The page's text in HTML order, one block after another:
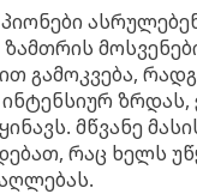
გამოკვება,
ზრდას,
მწვანე
რაც ხელს